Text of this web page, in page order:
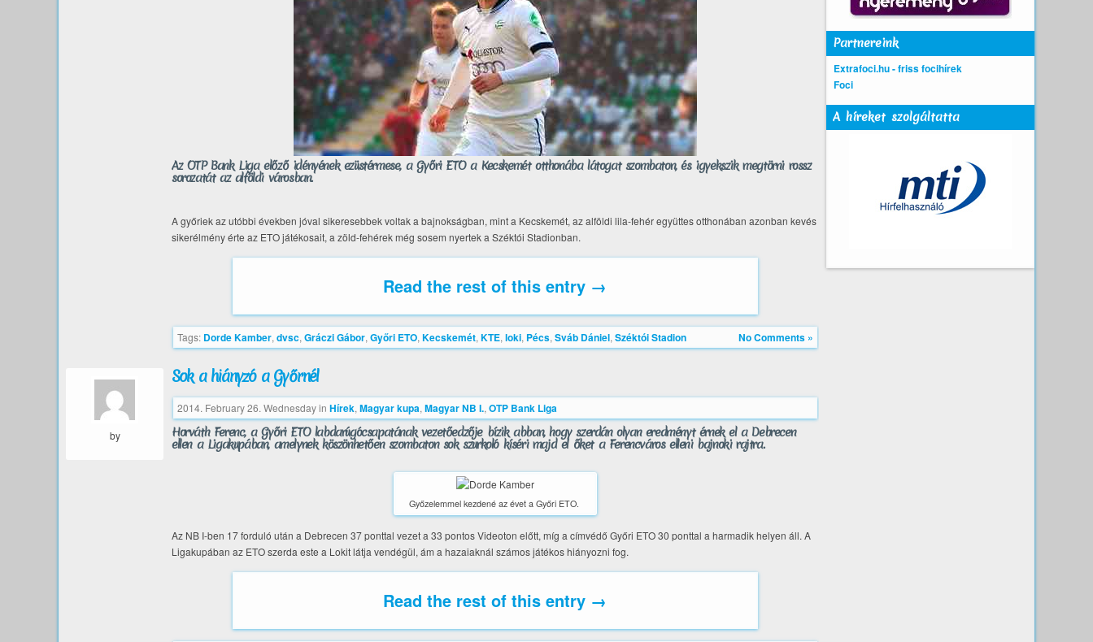
Az OTP Bank Liga előző idényének ezüstérmese, a Győri ETO a Kecskemét otthonába látogat szombaton, és igyekszik megtörni rossz
sorozatát az alföldi városban.
A győriek az utóbbi években jóval sikeresebbek voltak a bajnokságban, mint a Kecskemét, az alföldi lila-fehér együttes otthonában azonban kevés
sikerélmény érte az ETO játékosait, a zöld-fehérek még sosem nyertek a Széktói Stadionban.
Read the rest of this entry →
Tags: Dorde Kamber, dvsc, Gráczi Gábor, Győri ETO, Kecskemét, KTE, loki, Pécs, Sváb Dániel, Széktói Stadion No Comments »
by
Sok a hiányzó a Győrnél
2014. February 26. Wednesdayin Hírek, Magyar kupa, Magyar NB I., OTP Bank Liga
Horváth Ferenc, a Győri ETO labdarúgócsapatának vezetőedzője bízik abban, hogy szerdán olyan eredményt érnek el a Debrecen
ellen a Ligakupában, amelynek köszönhetően szombaton sok szurkoló kíséri majd el őket a Ferencváros elleni bajnoki rajtra.
Győzelemmel kezdené az évet a Győri ETO.
Az NB I-ben 17 forduló után a Debrecen 37 ponttal vezet a 33 pontos Videoton előtt, míg a címvédő Győri ETO 30 ponttal a harmadik helyen áll. A
Ligakupában az ETO szerda este a Lokit látja vendégül, ám a hazaiaknál számos játékos hiányozni fog.
Read the rest of this entry →
Partnereink
Extrafoci.hu - friss focihírek
Foci
A híreket szolgáltatta